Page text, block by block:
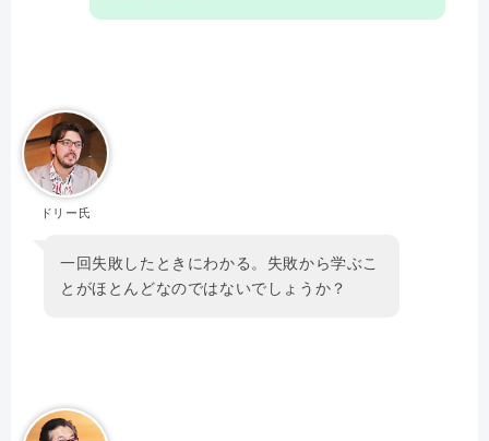
ドリー氏
一回失敗したときにわかる。失敗から学ぶこ
とがほとんどなのではないでしょうか？